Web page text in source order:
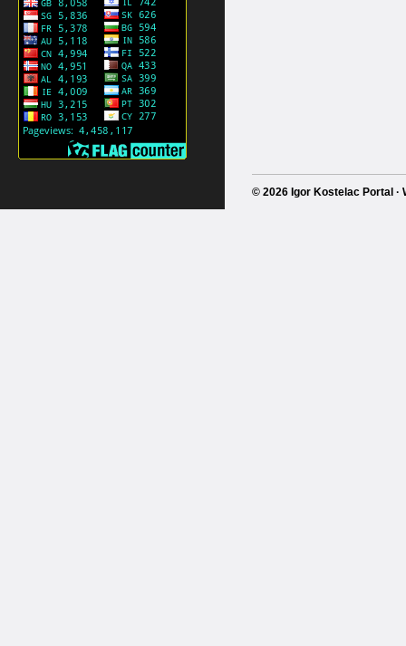
© 2026 Igor Kostelac Portal